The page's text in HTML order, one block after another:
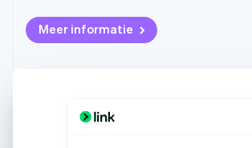
Meer informatie